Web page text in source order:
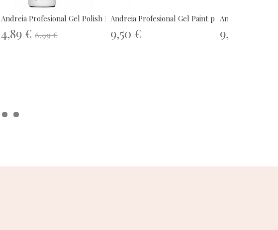
Andreia Profesional Gel Polish N283...
4,89 € 6,99 €
Andreia Profesional Gel Paint para...
9,50 €
Andreia
9,50 €